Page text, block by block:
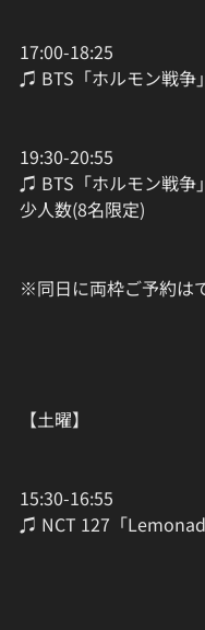
17:00-18:25
♫ BTS「ホルモン戦争」
19:30-20:55
♫ BTS「ホルモン戦争」
少人数(8名限定)
※同日に両枠ご予約は
【土曜】
15:30-16:55
♫ NCT 127「